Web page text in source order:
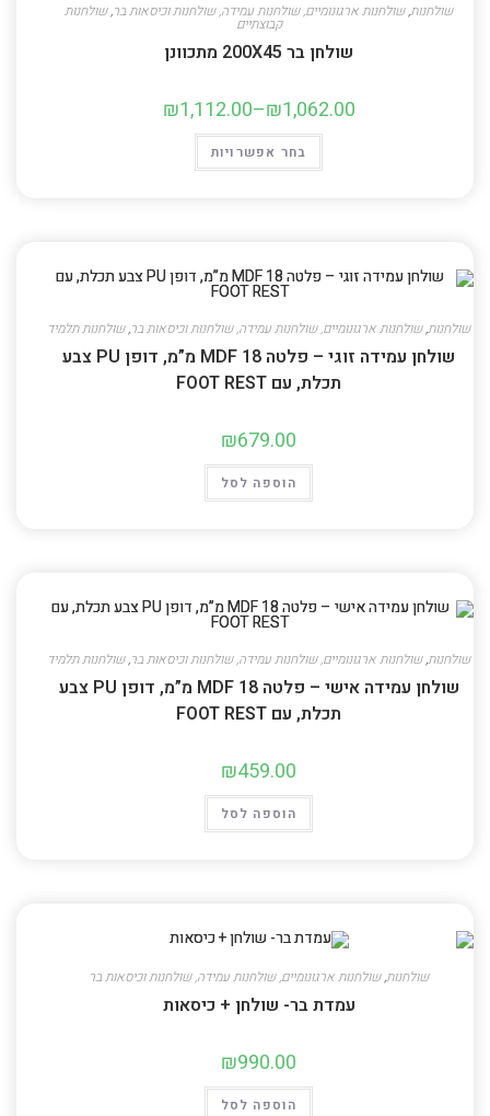
שולחנות,שולחנות ארגונומיים, שולחנות עמידה, שולחנות וכיסאות בר,שולחנות
קבוצתיים
שולחן בר 200X45 מתכוונן
₪1,062.00
–
₪1,112.00
בחר אפשרויות
שולחנות,שולחנות ארגונומיים, שולחנות עמידה, שולחנות וכיסאות בר,שולחנות תלמיד
שולחן עמידה זוגי – פלטה MDF 18 מ”מ, דופן PU צבע
תכלת, עם FOOT REST
₪679.00
הוספה לסל
שולחנות,שולחנות ארגונומיים, שולחנות עמידה, שולחנות וכיסאות בר,שולחנות תלמיד
שולחן עמידה אישי – פלטה MDF 18 מ”מ, דופן PU צבע
תכלת, עם FOOT REST
₪459.00
הוספה לסל
שולחנות,שולחנות ארגונומיים, שולחנות עמידה, שולחנות וכיסאות בר
עמדת בר- שולחן + כיסאות
₪990.00
הוספה לסל